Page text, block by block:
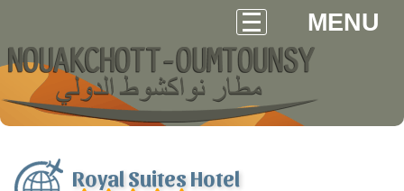
MENU
Royal Suites Hotel